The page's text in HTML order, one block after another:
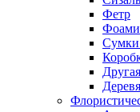
Фетр
Сумки